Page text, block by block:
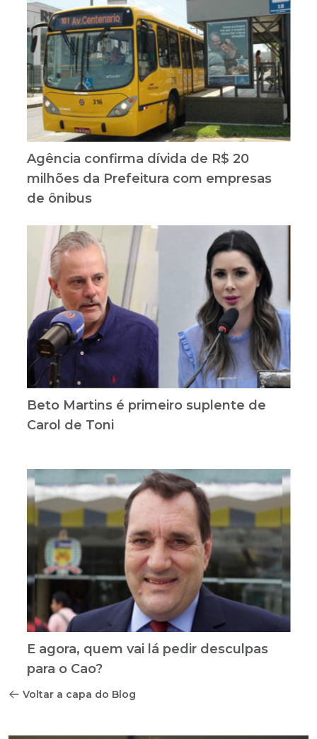
Agência confirma dívida de R$ 20
milhões da Prefeitura com empresas
de ônibus
Beto Martins é primeiro suplente de
Carol de Toni
E agora, quem vai lá pedir desculpas
para o Cao?
Voltar a capa do Blog